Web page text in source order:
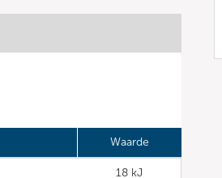
Waarde
18 kJ